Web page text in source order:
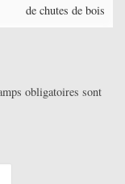
de chutes de bois
obligatoires sont